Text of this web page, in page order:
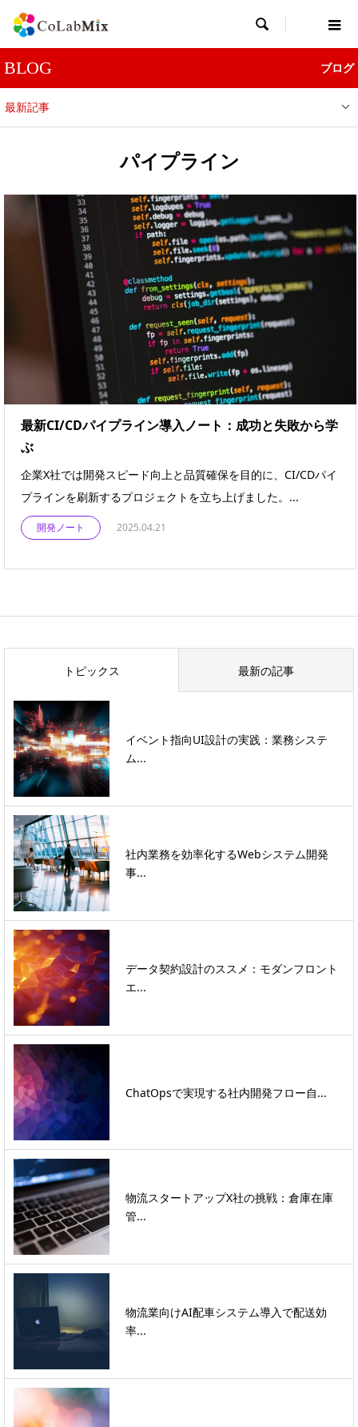

BLOG ブログ
最新記事
パイプライン
最新CI/CDパイプライン導入ノート：成功と失敗から学
ぶ
企業X社では開発スピード向上と品質確保を目的に、CI/CDパイ
プラインを刷新するプロジェクトを立ち上げました。...
開発ノート 2025.04.21
トピックス 最新の記事
イベント指向UI設計の実践：業務システ
ム...
社内業務を効率化するWebシステム開発
事...
データ契約設計のススメ：モダンフロント
エ...
ChatOpsで実現する社内開発フロー自...
物流スタートアップX社の挑戦：倉庫在庫
管...
物流業向けAI配車システム導入で配送効
率...